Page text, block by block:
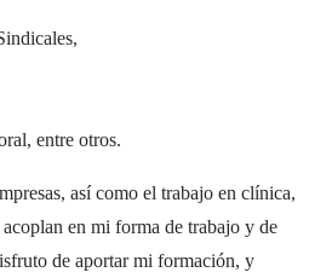
entre otros.
así como el trabajo en clínica,
en mi forma de trabajo y de
de aportar mi formación, y